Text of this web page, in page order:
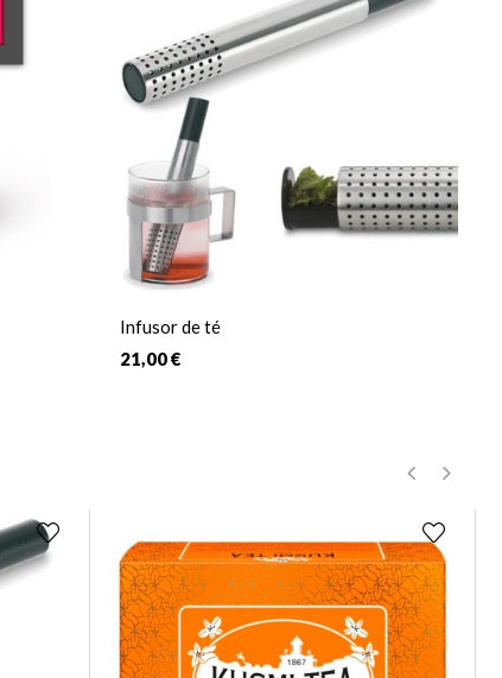
Infusor de té
21,00 €